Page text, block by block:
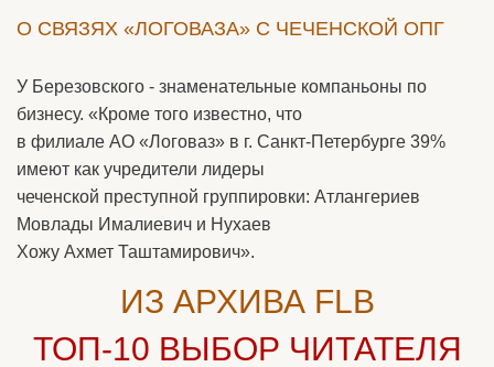
О СВЯЗЯХ «ЛОГОВАЗА» С ЧЕЧЕНСКОЙ ОПГ
У Березовского - знаменательные компаньоны по
бизнесу. «Кроме того известно, что
в филиале АО «Логоваз» в г. Санкт-Петербурге 39%
имеют как учредители лидеры
чеченской преступной группировки: Атлангериев
Мовлады Ималиевич и Нухаев
Хожу Ахмет Таштамирович».
ИЗ АРХИВА FLB
ТОП-10 ВЫБОР ЧИТАТЕЛЯ